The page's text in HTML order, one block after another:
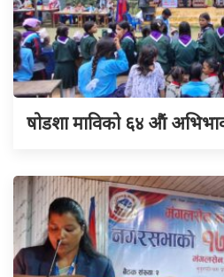
षोडशा माविको ६४ औं